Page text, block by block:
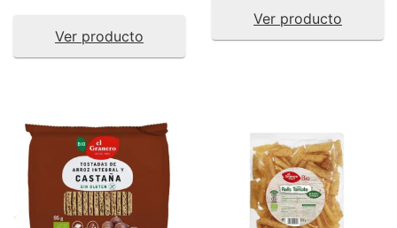
Ver producto
Ver producto